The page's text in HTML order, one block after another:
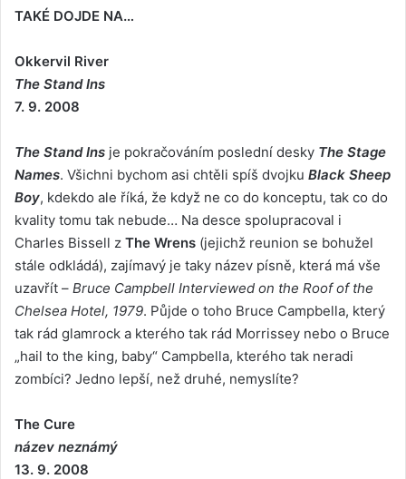
TAKÉ DOJDE NA…
Okkervil River
The Stand Ins
7. 9. 2008
The Stand Ins je pokračováním poslední desky The Stage
Names. Všichni bychom asi chtěli spíš dvojku Black Sheep
Boy, kdekdo ale říká, že když ne co do konceptu, tak co do
kvality tomu tak nebude… Na desce spolupracoval i
Charles Bissell z The Wrens (jejichž reunion se bohužel
stále odkládá), zajímavý je taky název písně, která má vše
uzavřít – Bruce Campbell Interviewed on the Roof of the
Chelsea Hotel, 1979. Půjde o toho Bruce Campbella, který
tak rád glamrock a kterého tak rád Morrissey nebo o Bruce
„hail to the king, baby“ Campbella, kterého tak neradi
zombíci? Jedno lepší, než druhé, nemyslíte?
The Cure
název neznámý
13. 9. 2008